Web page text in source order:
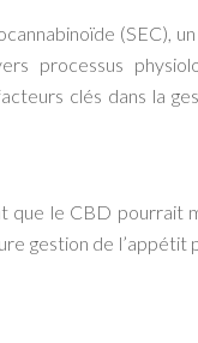
(SEC),
processus
clés dans la
que le CBD pourrait
gestion de l’appétit